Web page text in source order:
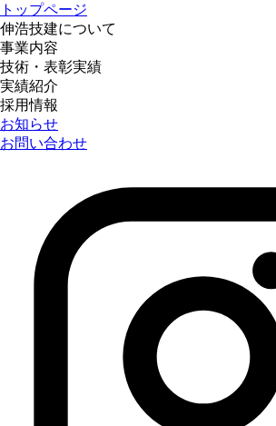
トップページ
伸浩技建について
事業内容
技術・表彰実績
実績紹介
採用情報
お知らせ
お問い合わせ